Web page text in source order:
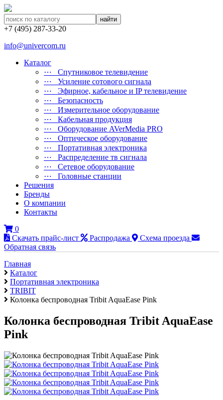
найти
+7 (495) 287-33-20
info@univercom.ru
Каталог
⋯ Cпутниковое телевидение
⋯ Усиление сотового сигнала
⋯ Эфирное, кабельное и IP телевидение
⋯ Безопасность
⋯ Измерительное оборудование
⋯ Кабельная продукция
⋯ Оборудование AVerMedia PRO
⋯ Оптическое оборудование
⋯ Портативная электроника
⋯ Распределение тв сигнала
⋯ Сетевое оборудование
⋯ Головные станции
Решения
Бренды
О компании
Контакты
0
Скачать прайс-лист
Распродажа
Схема проезда
Обратная связь
Главная
Каталог
Портативная электроника
TRIBIT
Колонка беспроводная Tribit AquaEase Pink
Колонка беспроводная Tribit AquaEase
Pink